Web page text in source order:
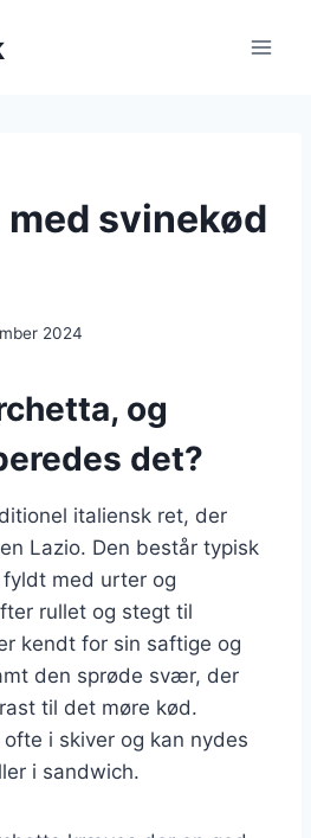
svinekød
2024
og
det?
italiensk ret, der
Lazio. Den består typisk
med urter og
rullet og stegt til
kendt for sin saftige og
den sprøde svær, der
til det møre kød.
i skiver og kan nydes
i sandwich.